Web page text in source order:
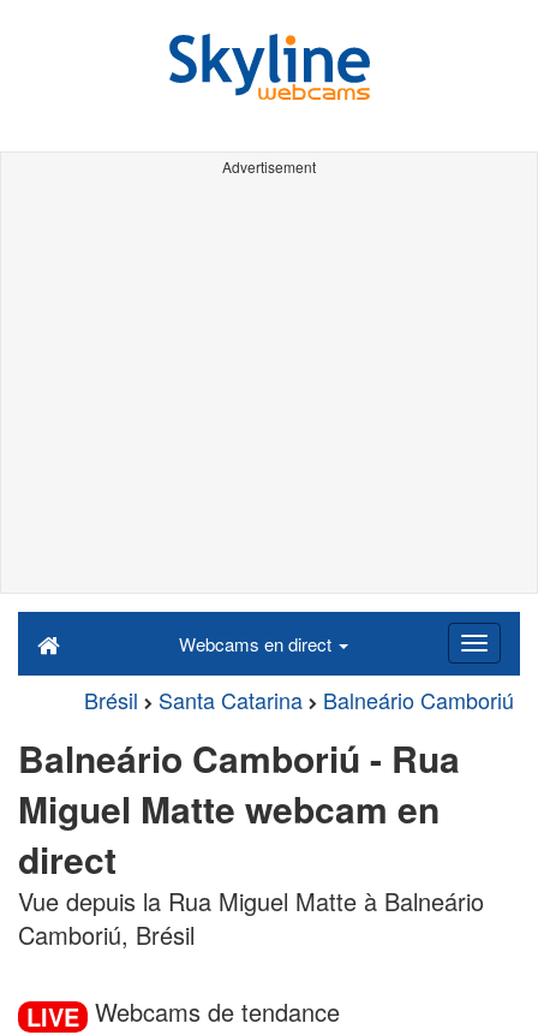
Advertisement
Webcams en direct
Brésil Santa Catarina Balneário Camboriú
Balneário Camboriú - Rua
Miguel Matte webcam en
direct
Vue depuis la Rua Miguel Matte à Balneário
Camboriú, Brésil
LIVE Webcams de tendance